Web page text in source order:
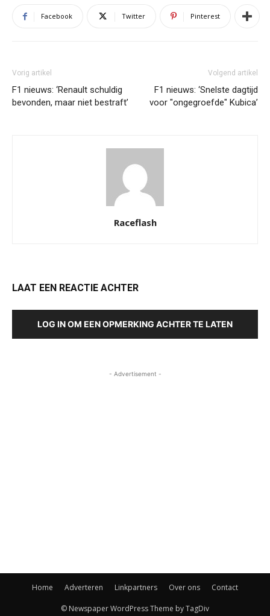
Facebook Twitter Pinterest
Vorig artikel
F1 nieuws: ‘Renault schuldig
bevonden, maar niet bestraft’
Volgend artikel
F1 nieuws: ‘Snelste dagtijd
voor "ongegroefde" Kubica’
Raceflash
LAAT EEN REACTIE ACHTER
LOG IN OM EEN OPMERKING ACHTER TE LATEN
- Advertisement -
Home Adverteren Linkpartners Over ons Contact
© Newspaper WordPress Theme by TagDiv